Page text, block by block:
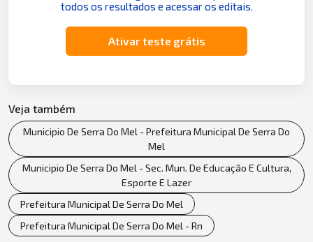
todos os resultados e acessar os editais.
Ativar teste grátis
Veja também
Municipio De Serra Do Mel - Prefeitura Municipal De Serra Do
Mel
Municipio De Serra Do Mel - Sec. Mun. De Educação E Cultura,
Esporte E Lazer
Prefeitura Municipal De Serra Do Mel
Prefeitura Municipal De Serra Do Mel - Rn